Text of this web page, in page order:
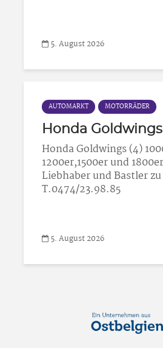
5. August 2026
AUTOMARKT MOTORRÄDER
Honda Goldwings
Honda Goldwings (4)
1200er,1500er und
Liebhaber und Bastler
T.0474/23.98.85
5. August 2026